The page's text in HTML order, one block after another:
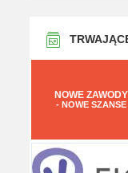
NOWE ZAWODY
- NOWE SZANSE